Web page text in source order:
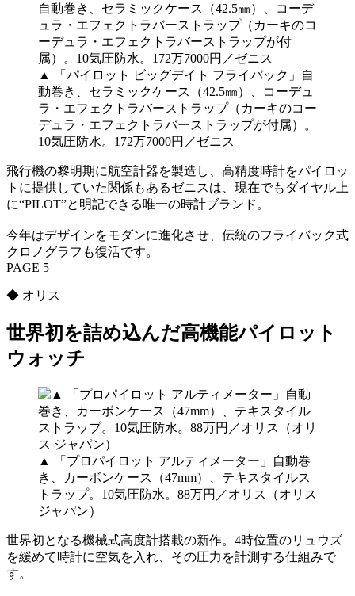
▲ 「パイロット ビッグデイト フライバック」自
動巻き、セラミックケース（42.5㎜）、コーデュ
ラ・エフェクトラバーストラップ（カーキのコー
デュラ・エフェクトラバーストラップが付属）。
10気圧防水。172万7000円／ゼニス
飛行機の黎明期に航空計器を製造し、高精度時計をパイロッ
トに提供していた関係もあるゼニスは、現在でもダイヤル上
に“PILOT”と明記できる唯一の時計ブランド。
今年はデザインをモダンに進化させ、伝統のフライバック式
クロノグラフも復活です。
PAGE 5
◆ オリス
世界初を詰め込んだ高機能パイロット
ウォッチ
▲ 「プロパイロット アルティメーター」自動巻
き、カーボンケース（47mm）、テキスタイルス
トラップ。10気圧防水。88万円／オリス（オリス
ジャパン）
世界初となる機械式高度計搭載の新作。4時位置のリュウズ
を緩めて時計に空気を入れ、その圧力を計測する仕組みで
す。